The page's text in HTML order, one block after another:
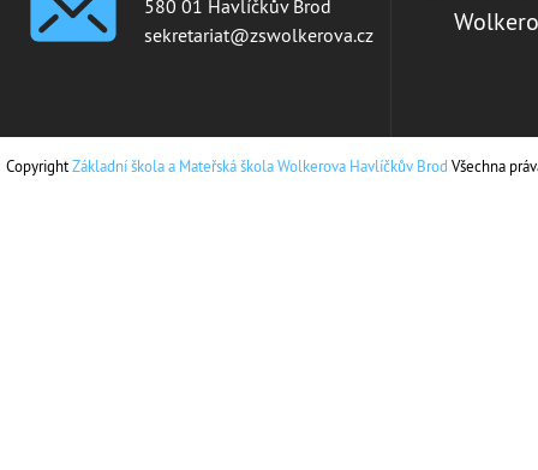
580 01 Havlíčkův Brod
sekretariat@zswolkerova.cz
CopyrightZákladní škola a Mateřská škola Wolkerova Havlíčkův Brod Všechna